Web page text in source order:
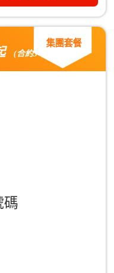
(合約3年)
集團套餐
碼